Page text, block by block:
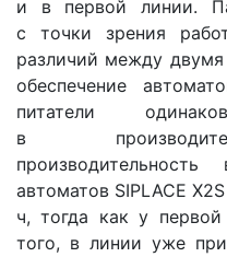
и в первой линии.
с точки зрения
различий между
обеспечение
питатели
в
автоматов SIPLACE
ч, тогда как у
того, в линии уже